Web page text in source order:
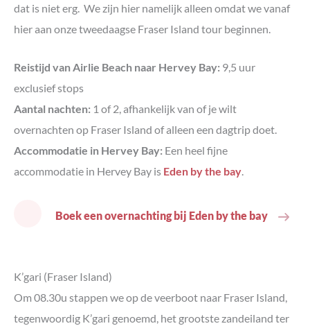
dat is niet erg. We zijn hier namelijk alleen omdat we vanaf
hier aan onze tweedaagse Fraser Island tour beginnen.
Reistijd van Airlie Beach naar Hervey Bay: 9,5 uur
exclusief stops
Aantal nachten: 1 of 2, afhankelijk van of je wilt
overnachten op Fraser Island of alleen een dagtrip doet.
Accommodatie in Hervey Bay: Een heel fijne
accommodatie in Hervey Bay is Eden by the bay.
Boek een overnachting bij Eden by the bay
K’gari (Fraser Island)
Om 08.30u stappen we op de veerboot naar Fraser Island,
tegenwoordig K’gari genoemd, het grootste zandeiland ter